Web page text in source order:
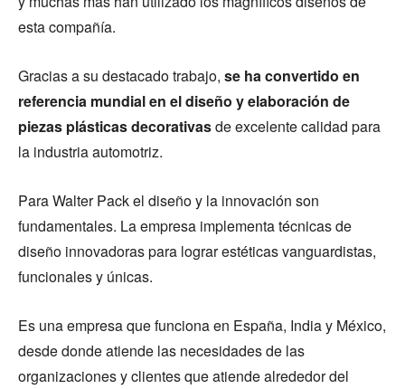
esta compañía.
Gracias a su destacado trabajo, se ha convertido en
referencia mundial en el diseño y elaboración de
piezas plásticas decorativasde excelente calidad para
la industria automotriz.
Para Walter Pack el diseño y la innovación son
fundamentales. La empresa implementa técnicas de
diseño innovadoras para lograr estéticas vanguardistas,
funcionales y únicas.
Es una empresa que funciona en España, India y México,
desde donde atiende las necesidades de las
organizaciones y clientes que atiende alrededor del